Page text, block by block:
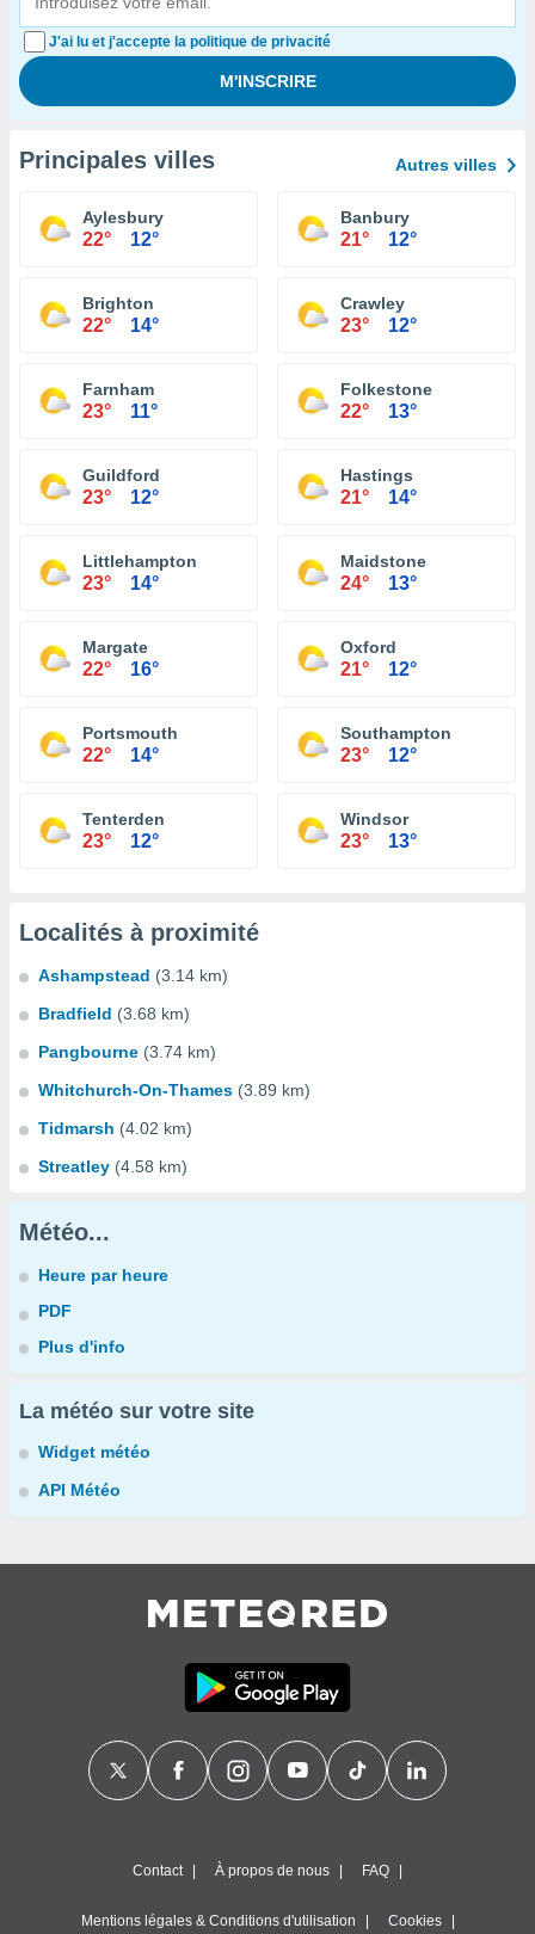
J'ai lu et j'accepte la politique de privacité
Principales villes Autres villes
Aylesbury
22° 12°
Banbury
21° 12°
Brighton
22° 14°
Crawley
23° 12°
Farnham
23° 11°
Folkestone
22° 13°
Guildford
23° 12°
Hastings
21° 14°
Littlehampton
23° 14°
Maidstone
24° 13°
Margate
22° 16°
Oxford
21° 12°
Portsmouth
22° 14°
Southampton
23° 12°
Tenterden
23° 12°
Windsor
23° 13°
Localités à proximité
Ashampstead (3.14 km)
Bradfield (3.68 km)
Pangbourne (3.74 km)
Whitchurch-On-Thames (3.89 km)
Tidmarsh (4.02 km)
Streatley (4.58 km)
Météo...
Heure par heure
PDF
Plus d'info
La météo sur votre site
Widget météo
API Météo
Contact À propos de nous FAQ
Mentions légales & Conditions d'utilisation Cookies